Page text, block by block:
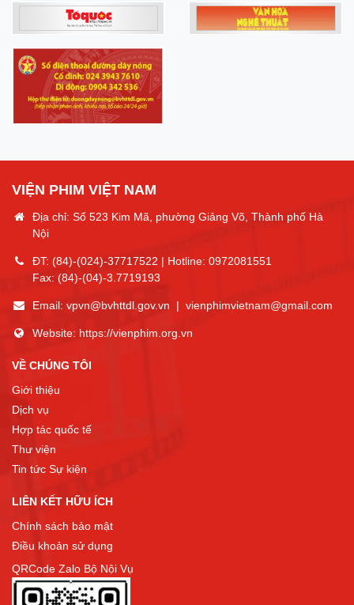
VIỆN PHIM VIỆT NAM
Địa chỉ: Số 523 Kim Mã, phường Giảng Võ, Thành phố Hà
Nội
ĐT: (84)-(024)-37717522 | Hotline: 0972081551
Fax: (84)-(04)-3.7719193
Email: vpvn@bvhttdl.gov.vn | vienphimvietnam@gmail.com
Website: https://vienphim.org.vn
VỀ CHÚNG TÔI
Giới thiệu
Dịch vụ
Hợp tác quốc tế
Thư viện
Tin tức Sự kiện
LIÊN KẾT HỮU ÍCH
Chính sách bảo mật
Điều khoản sử dụng
QRCode Zalo Bộ Nội Vụ